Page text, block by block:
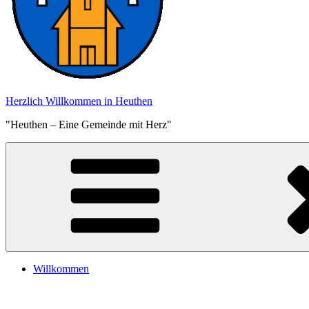
Herzlich Willkommen in Heuthen
"Heuthen – Eine Gemeinde mit Herz"
Willkommen